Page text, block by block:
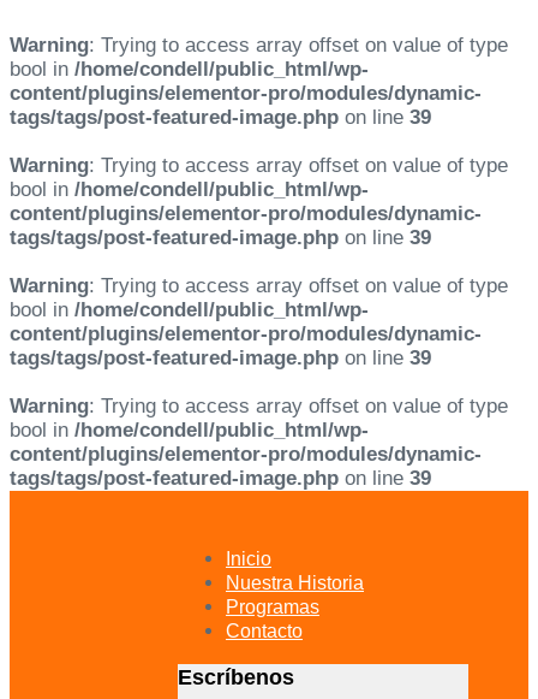
Warning: Trying to access array offset on value of type
bool in /home/condell/public_html/wp-
content/plugins/elementor-pro/modules/dynamic-
tags/tags/post-featured-image.php on line 39
Warning: Trying to access array offset on value of type
bool in /home/condell/public_html/wp-
content/plugins/elementor-pro/modules/dynamic-
tags/tags/post-featured-image.php on line 39
Warning: Trying to access array offset on value of type
bool in /home/condell/public_html/wp-
content/plugins/elementor-pro/modules/dynamic-
tags/tags/post-featured-image.php on line 39
Warning: Trying to access array offset on value of type
bool in /home/condell/public_html/wp-
content/plugins/elementor-pro/modules/dynamic-
tags/tags/post-featured-image.php on line 39
Inicio
Nuestra Historia
Programas
Contacto
Escríbenos